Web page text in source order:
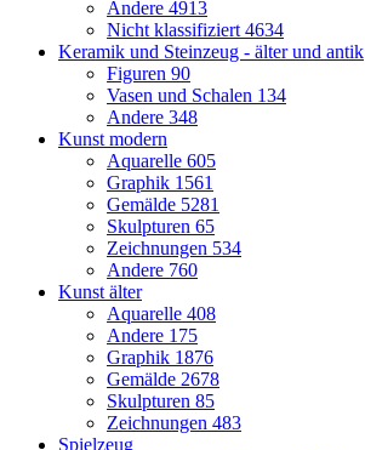
Andere 4913
Nicht klassifiziert 4634
Keramik und Steinzeug - älter und antik
Figuren 90
Vasen und Schalen 134
Andere 348
Kunst modern
Aquarelle 605
Graphik 1561
Gemälde 5281
Skulpturen 65
Zeichnungen 534
Andere 760
Kunst älter
Aquarelle 408
Andere 175
Graphik 1876
Gemälde 2678
Skulpturen 85
Zeichnungen 483
Spielzeug